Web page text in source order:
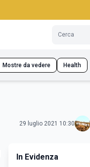
Mostre da vedere Health
29 luglio 2021 10:30
In Evidenza